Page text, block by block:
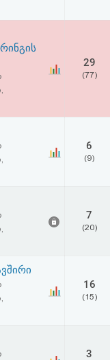
29
(77)
6
(9)
7
(20)
16
(15)
3